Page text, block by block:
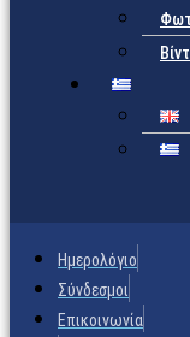
Ημερολόγιο
Σύνδεσμοι
Επικοινωνία